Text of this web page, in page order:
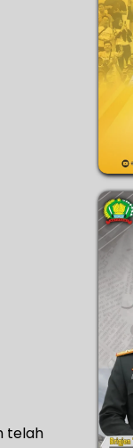
telah